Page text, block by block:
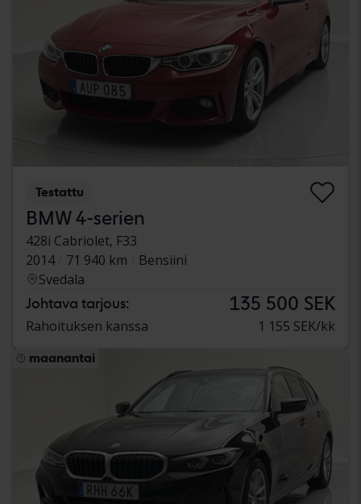
Testattu
BMW 4-serien
428i Cabriolet, F33
2014
71 940 km
Bensiini
Svedala
Johtava tarjous: 135 500 SEK
Rahoituksen kanssa 1 155 SEK/kk
maanantai